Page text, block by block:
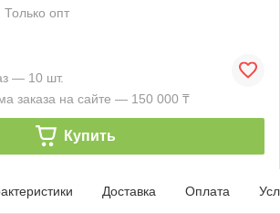
Только опт
— 10 шт.
заказа на сайте — 150 000 ₸
Купить
Доставка Оплата